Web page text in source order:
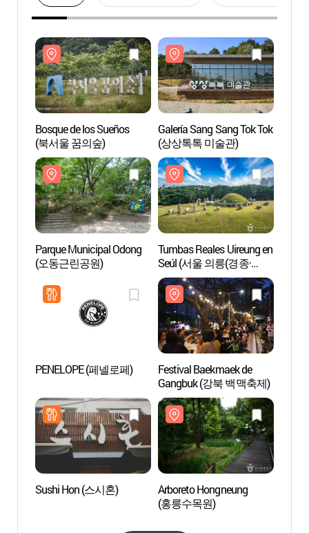
Bosque de los Sueños
(북서울 꿈의숲)
Galería Sang Sang Tok Tok
(상상톡톡 미술관)
Parque Municipal Odong
(오동근린공원)
Tumbas Reales Uireung en
Seúl (서울 의릉(경종·
선의왕후)) [Patrimonio
Cultural de la Humanidad
de la Unesco]
PENELOPE (페넬로페)
Festival Baekmaek de
Gangbuk (강북 백맥축제)
Sushi Hon (스시혼)
Arboreto Hongneung
(홍릉수목원)